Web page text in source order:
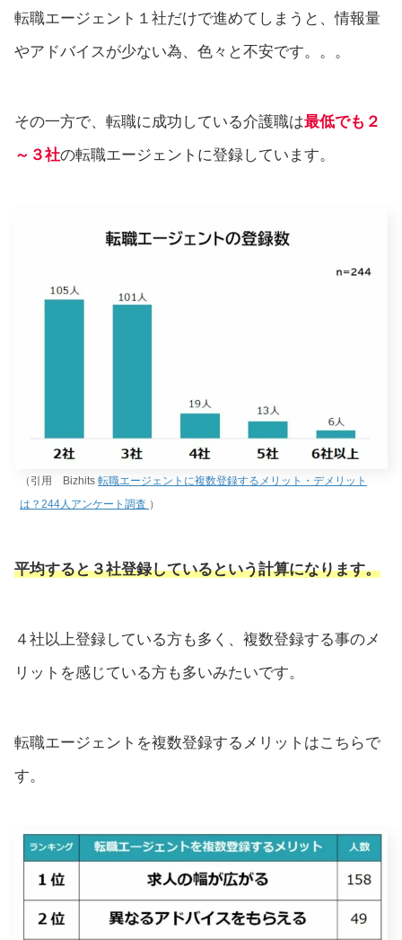
転職エージェント１社だけで進めてしまうと、情報量
やアドバイスが少ない為、色々と不安です。。。
その一方で、転職に成功している介護職は最低でも２
～３社の転職エージェントに登録しています。
（引用 Bizhits 転職エージェントに複数登録するメリット・デメリット
は？244人アンケート調査 ）
平均すると３社登録しているという計算になります。
４社以上登録している方も多く、複数登録する事のメ
リットを感じている方も多いみたいです。
転職エージェントを複数登録するメリットはこちらで
す。